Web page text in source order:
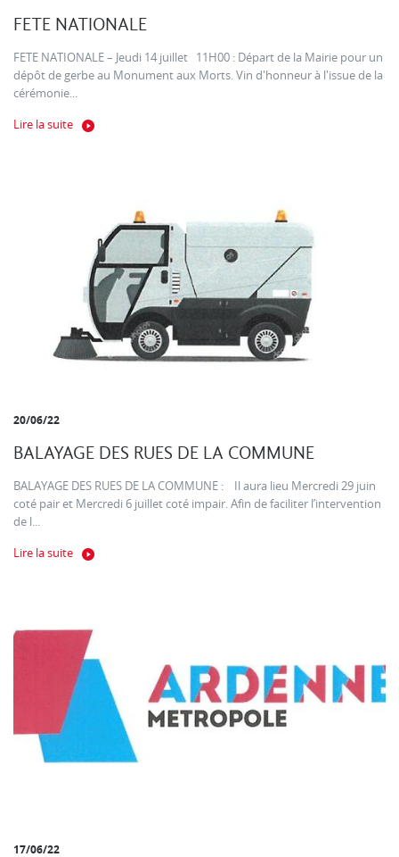
FETE NATIONALE
FETE NATIONALE – Jeudi 14 juillet 11H00 : Départ de la Mairie pour un
dépôt de gerbe au Monument aux Morts. Vin d'honneur à l'issue de la
cérémonie...
Lire la suite
20/06/22
BALAYAGE DES RUES DE LA COMMUNE
BALAYAGE DES RUES DE LA COMMUNE : Il aura lieu Mercredi 29 juin
coté pair et Mercredi 6 juillet coté impair. Afin de faciliter l’intervention
de l...
Lire la suite
17/06/22